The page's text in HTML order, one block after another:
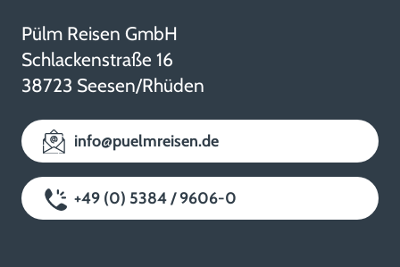
Pülm Reisen GmbH
Schlackenstraße 16
38723 Seesen/Rhüden
info@puelmreisen.de
+49 (0) 5384 / 9606-0